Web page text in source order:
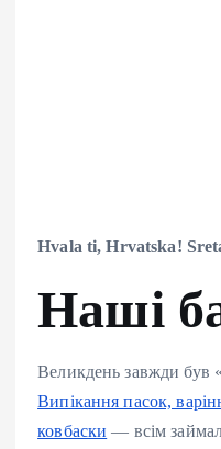
Hvala ti, Hrvatska!
Наші
Великдень завжди був
Випікання пасок,
ковбаски — всім